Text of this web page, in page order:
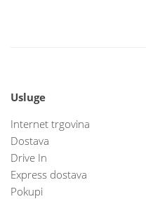
Usluge
Internet trgovina
Dostava
Drive In
Express dostava
Pokupi